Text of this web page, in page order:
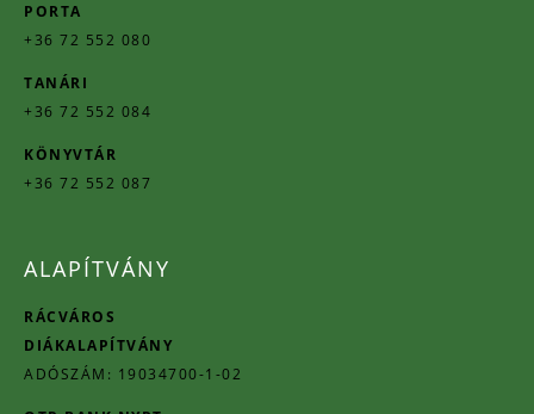
PORTA
+36 72 552 080
TANÁRI
+36 72 552 084
KÖNYVTÁR
+36 72 552 087
ALAPÍTVÁNY
RÁCVÁROS
DIÁKALAPÍTVÁNY
ADÓSZÁM: 19034700-1-02